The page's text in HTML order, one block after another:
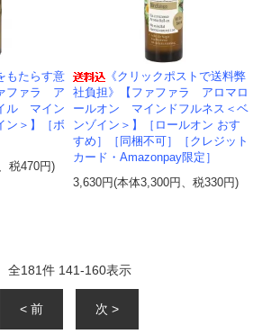
もたらす意
ファラ ア
ル マイン
ン＞】［ボ
税470円)
《クリックポストで送料弊
社負担》【ファファラ アロマロ
ールオン マインドフルネス＜ベ
ンゾイン＞】［ロールオン おす
すめ］［同梱不可］［クレジット
カード・Amazonpay限定］
3,630円(本体3,300円、税330円)
全181件 141-160表示
< 前 次 >